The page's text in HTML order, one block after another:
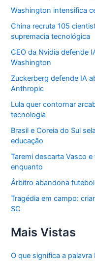
Washington intensifica
China recruta 105
supremacia tecnológica
CEO da Nvidia defende
Washington
Zuckerberg defende IA
Anthropic
Lula quer contornar
tecnologia
Brasil e Coreia do Sul
educação
Taremi descarta Vasco
enquanto
Árbitro abandona
Tragédia em campo:
SC
Mais Vistas
O que significa a palavra